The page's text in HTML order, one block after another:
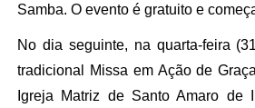
Samba. O evento é gratuito e
No dia seguinte, na quarta-feira
tradicional Missa em Ação de
Igreja Matriz de Santo Amaro de